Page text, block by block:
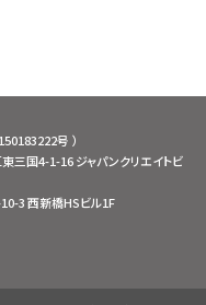
号 ）
国4-1-16 ジャパンクリエイトビ
3 西新橋HSビル1F